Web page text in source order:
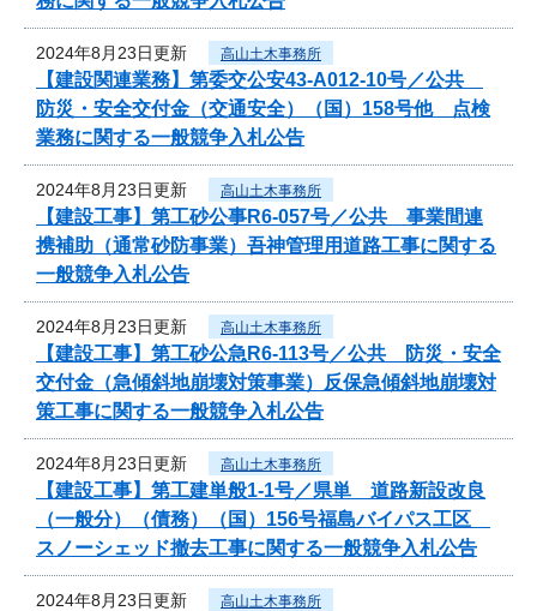
2024年8月23日更新 高山土木事務所
【建設関連業務】第委交公安43-A012-10号／公共
防災・安全交付金（交通安全）（国）158号他 点検
業務に関する一般競争入札公告
2024年8月23日更新 高山土木事務所
【建設工事】第工砂公事R6-057号／公共 事業間連
携補助（通常砂防事業）吾神管理用道路工事に関する
一般競争入札公告
2024年8月23日更新 高山土木事務所
【建設工事】第工砂公急R6-113号／公共 防災・安全
交付金（急傾斜地崩壊対策事業）反保急傾斜地崩壊対
策工事に関する一般競争入札公告
2024年8月23日更新 高山土木事務所
【建設工事】第工建単般1-1号／県単 道路新設改良
（一般分）（債務）（国）156号福島バイパス工区
スノーシェッド撤去工事に関する一般競争入札公告
2024年8月23日更新 高山土木事務所